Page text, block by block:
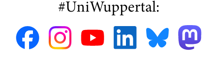
#UniWuppertal: